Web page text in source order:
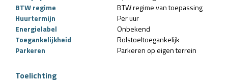
BTW regime
BTW regime van toepassing
Huurtermijn
Per uur
Energielabel
Onbekend
Toegankelijkheid
Rolstoeltoegankelijk
Parkeren
Parkeren op eigen terrein
Toelichting